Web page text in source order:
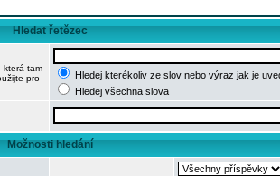
Hledat řetězec
která tam
pro
Hledej kterékoliv ze slov nebo výraz jak je
Hledej všechna slova
Možnosti hledání